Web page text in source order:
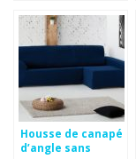
Housse de canapé
d’angle sans